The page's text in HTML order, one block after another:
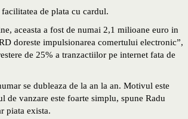
de plata cu cardul.
aceasta a fost de numai 2,1 milioane euro in
doreste impulsionarea comertului electronic”,
de 25% a tranzactiilor pe internet fata de
se dubleaza de la an la an. Motivul este
de vanzare este foarte simplu, spune Radu
piata exista.